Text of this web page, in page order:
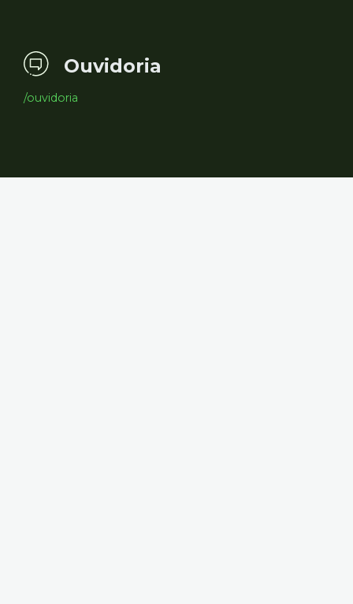
Ouvidoria
/ouvidoria